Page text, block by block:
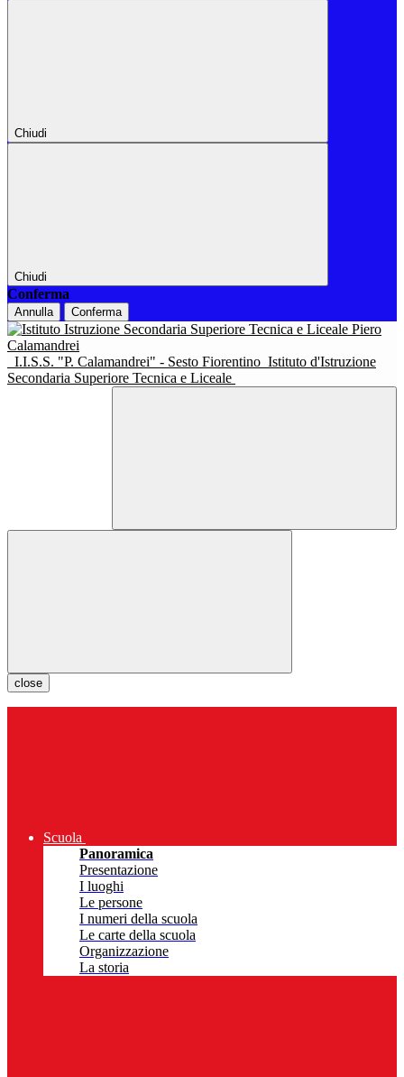
Chiudi
Chiudi
Conferma
Annulla Conferma
I.I.S.S. "P. Calamandrei" - Sesto Fiorentino Istituto d'Istruzione
Secondaria Superiore Tecnica e Liceale
close
Scuola
Panoramica
Presentazione
I luoghi
Le persone
I numeri della scuola
Le carte della scuola
Organizzazione
La storia